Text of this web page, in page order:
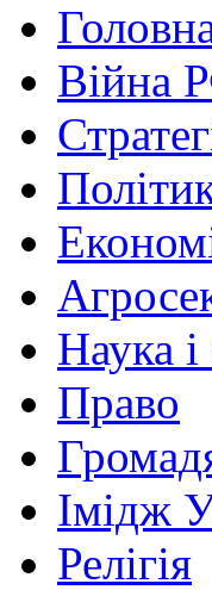
Війна
Наука і
Право
Імідж
Релігія